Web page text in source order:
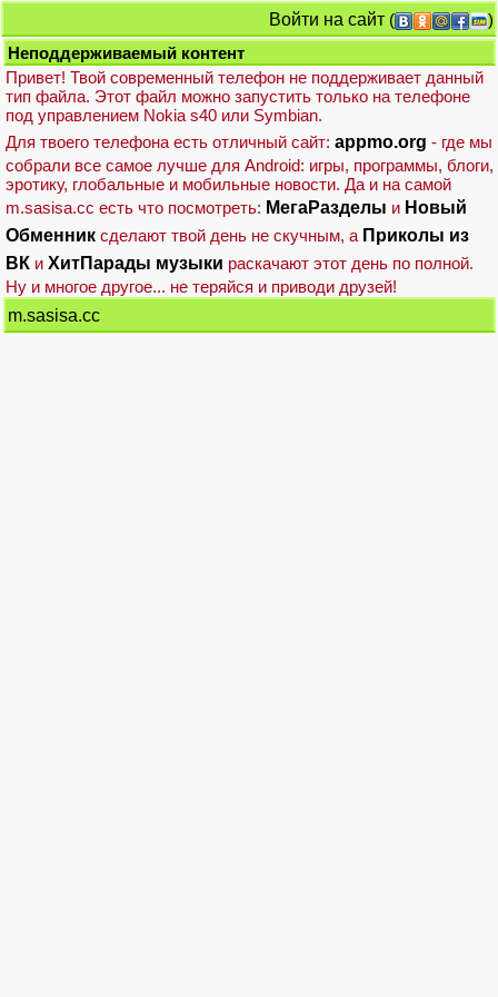
Войти на сайт (
)
Неподдерживаемый контент
Привет! Твой современный телефон не поддерживает данный
тип файла. Этот файл можно запустить только на телефоне
под управлением Nokia s40 или Symbian.
Для твоего телефона есть отличный сайт: appmo.org - где мы
собрали все самое лучше для Android: игры, программы, блоги,
эротику, глобальные и мобильные новости. Да и на самой
m.sasisa.cc есть что посмотреть: МегаРазделы и Новый
Обменник сделают твой день не скучным, а Приколы из
ВК и ХитПарады музыки раскачают этот день по полной.
Ну и многое другое... не теряйся и приводи друзей!
m.sasisa.cc